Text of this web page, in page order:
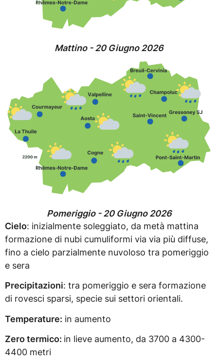
Mattino - 20 Giugno 2026
Pomeriggio - 20 Giugno 2026
Cielo: inizialmente soleggiato, da metà mattina
formazione di nubi cumuliformi via via più diffuse,
fino a cielo parzialmente nuvoloso tra pomeriggio
e sera
Precipitazioni: tra pomeriggio e sera formazione
di rovesci sparsi, specie sui settori orientali.
Temperature: in aumento
Zero termico: in lieve aumento, da 3700 a 4300-
4400 metri